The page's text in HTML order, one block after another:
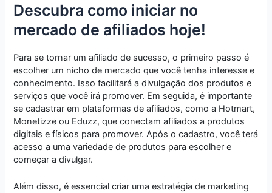
Descubra como iniciar no
mercado de afiliados hoje!
Para se tornar um afiliado de sucesso, o primeiro passo é
escolher um nicho de mercado que você tenha interesse e
conhecimento. Isso facilitará a divulgação dos produtos e
serviços que você irá promover. Em seguida, é importante
se cadastrar em plataformas de afiliados, como a Hotmart,
Monetizze ou Eduzz, que conectam afiliados a produtos
digitais e físicos para promover. Após o cadastro, você terá
acesso a uma variedade de produtos para escolher e
começar a divulgar.
Além disso, é essencial criar uma estratégia de marketing